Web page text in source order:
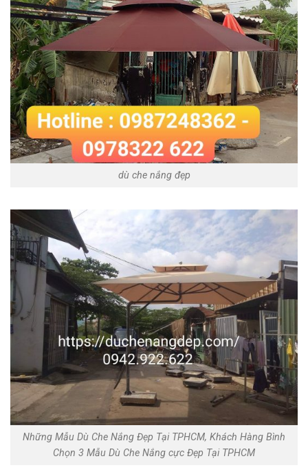
dù che nắng đẹp
Những Mẫu Dù Che Nắng Đẹp Tại TPHCM, Khách Hàng Bình
Chọn 3 Mẫu Dù Che Nắng cực Đẹp Tại TPHCM